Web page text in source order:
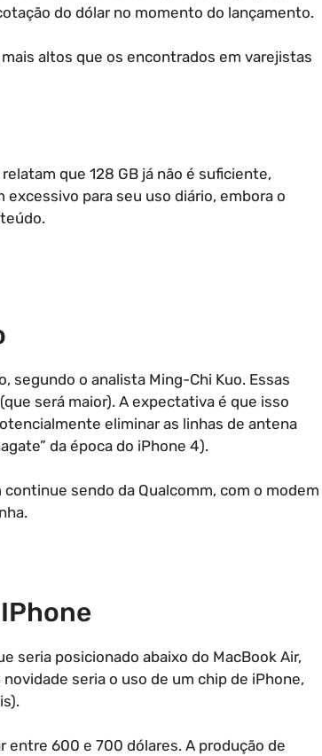
do dólar no momento do lançamento.
altos que os encontrados em varejistas
que 128 GB já não é suficiente,
para seu uso diário, embora o
segundo o analista Ming-Chi Kuo. Essas
será maior). A expectativa é que isso
eliminar as linhas de antena
da época do iPhone 4).
sendo da Qualcomm, com o modem
seria posicionado abaixo do MacBook Air,
seria o uso de um chip de iPhone,
600 e 700 dólares. A produção de